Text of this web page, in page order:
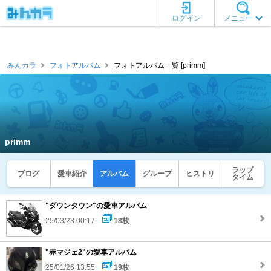
メニュー
ログイン
みんカラ フォトアルバム フォトアルバム一覧 [primm]
primm
ブログ 愛車紹介 アルバム グループ ヒストリ
ラップ
タイム
"ダウンタウン"の愛車アルバム
25/03/23 00:17
18枚
"赤マジェ2"の愛車アルバム
25/01/26 13:55
19枚